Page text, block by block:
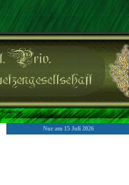
Kalender
Nur am 15 Juli 2026